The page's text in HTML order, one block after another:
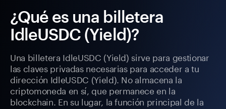
¿Qué es una billetera
IdleUSDC (Yield)?
Una billetera IdleUSDC (Yield) sirve para gestionar
las claves privadas necesarias para acceder a tu
dirección IdleUSDC (Yield). No almacena la
criptomoneda en sí, que permanece en la
blockchain. En su lugar, la función principal de la